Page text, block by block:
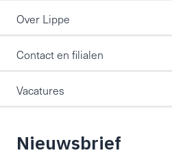
Over Lippe
Contact en filialen
Vacatures
Nieuwsbrief